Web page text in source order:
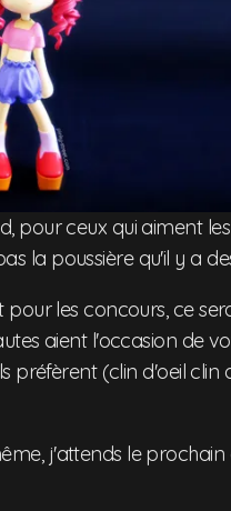
pour ceux qui aiment
la poussière qu'il y a
pour les concours, ce
aient l'occasion de
préfèrent (clin d'oeil clin
j'attends le prochain